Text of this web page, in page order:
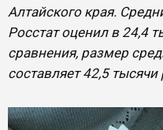
Алтайского края.
Росстат оценил в 24,4
сравнения, размер
составляет 42,5 тысячи